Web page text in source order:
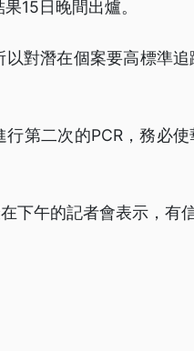
15日晚間出爐。
對潛在個案要高標準
第二次的PCR，務必
下午的記者會表示，有